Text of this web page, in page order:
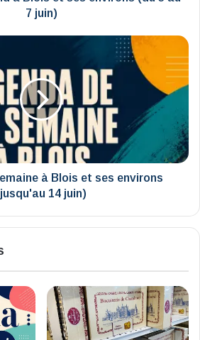
7 juin)
à Blois et ses environs
14 juin)